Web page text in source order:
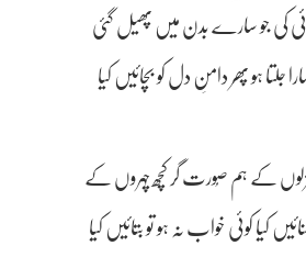
کیا کوئی خواب نہ ہو تو بتائیں کیا